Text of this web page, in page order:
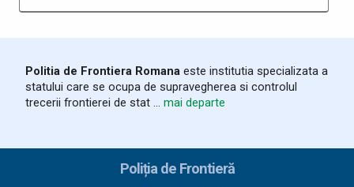
punerea în aplicare a cadrului european privind
COVID
Politia de Frontiera Romana este institutia specializata a
statului care se ocupa de supravegherea si controlul
trecerii frontierei de stat ... mai departe
Poliția de Frontieră